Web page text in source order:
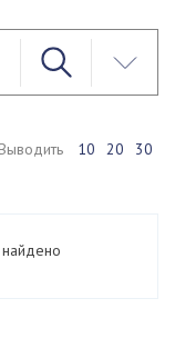
Выводить 10 20 30